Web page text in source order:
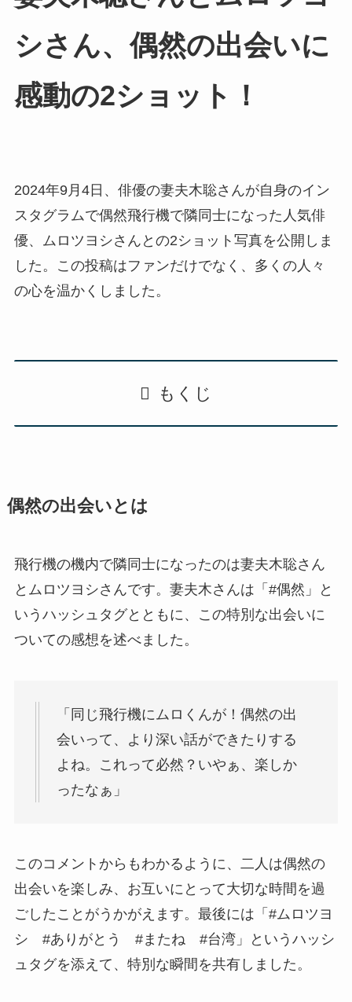
シさん、偶然の出会いに
感動の2ショット！
2024年9月4日、俳優の妻夫木聡さんが自身のイン
スタグラムで偶然飛行機で隣同士になった人気俳
優、ムロツヨシさんとの2ショット写真を公開しま
した。この投稿はファンだけでなく、多くの人々
の心を温かくしました。
もくじ
偶然の出会いとは
飛行機の機内で隣同士になったのは妻夫木聡さん
とムロツヨシさんです。妻夫木さんは「#偶然」と
いうハッシュタグとともに、この特別な出会いに
ついての感想を述べました。
「同じ飛行機にムロくんが！偶然の出
会いって、より深い話ができたりする
よね。これって必然？いやぁ、楽しか
ったなぁ」
このコメントからもわかるように、二人は偶然の
出会いを楽しみ、お互いにとって大切な時間を過
ごしたことがうかがえます。最後には「#ムロツヨ
シ #ありがとう #またね #台湾」というハッシ
ュタグを添えて、特別な瞬間を共有しました。